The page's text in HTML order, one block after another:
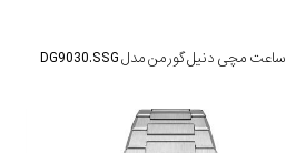
ساعت مچی دنیل گورمن مدل DG9030.SSG